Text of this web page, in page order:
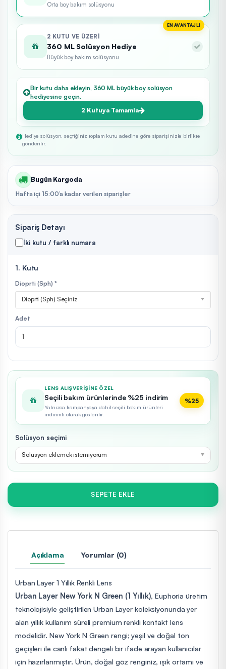
Orta boy bakım solüsyonu
EN AVANTAJLI
2 KUTU VE ÜZERI
360 ML Solüsyon Hediye
Büyük boy bakım solüsyonu
Bir kutu daha ekleyin, 360 ML büyük boy solüsyon
hediyesine geçin.
2 Kutuya Tamamla
Hediye solüsyon, seçtiğiniz toplam kutu adedine göre siparişinizle birlikte
gönderilir.
Bugün Kargoda
Hafta içi 15:00’a kadar verilen siparişler
Sipariş Detayı
İki kutu / farklı numara
1. Kutu
Dioprti (Sph) *
Dioprti (Sph) Seçiniz
Adet
LENS ALIŞVERIŞINE ÖZEL
Seçili bakım ürünlerinde %25 indirim
Yalnızca kampanyaya dahil seçili bakım ürünleri
indirimli olarak gösterilir.
%25
Solüsyon seçimi
Solüsyon eklemek istemiyorum
SEPETE EKLE
Açıklama Yorumlar (0)
Urban Layer 1 Yıllık Renkli Lens
Urban Layer New York N Green (1 Yıllık), Euphoria üretim
teknolojisiyle geliştirilen Urban Layer koleksiyonunda yer
alan yıllık kullanım süreli premium renkli kontakt lens
modelidir. New York N Green rengi; yeşil ve doğal ton
geçişleri ile canlı fakat dengeli bir ifade arayan kullanıcılar
için hazırlanmıştır. Ürün, doğal göz renginiz, ışık ortamı ve